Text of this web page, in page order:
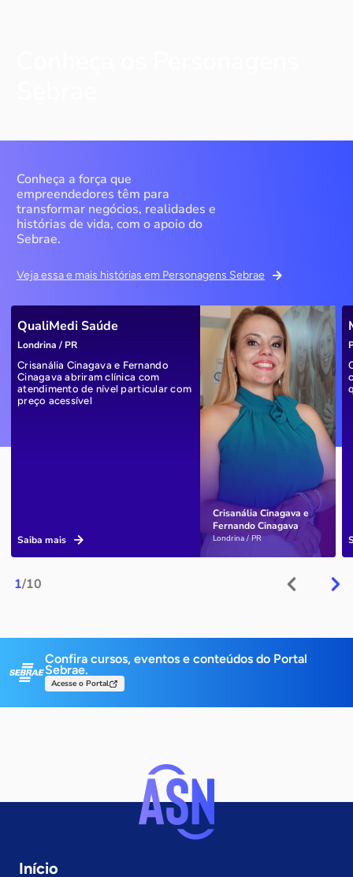
Conheça a força que
empreendedores têm para
transformar negócios, realidades e
histórias de vida, com o apoio do
Sebrae.
Veja essa e mais histórias em Personagens Sebrae
1/10
Crisanália Cinagava e
Fernando Cinagava
Londrina / PR
QualiMedi Saúde
Londrina / PR
Crisanália Cinagava e Fernando
Cinagava abriram clínica com
atendimento de nível particular com
preço acessível
Saiba mais
Confira cursos, eventos e conteúdos do Portal
Sebrae.
Acesse o Portal
Início